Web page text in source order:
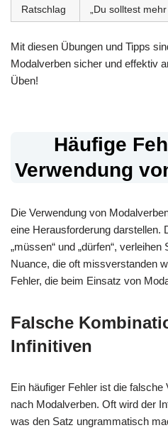
Ratschlag „Du solltest
Mit diesen Übungen und Tipps
Modalverben sicher und effektiv
Üben!
Häufige
Verwendung
Die Verwendung von
eine Herausforderung darstellen.
„müssen“ und „dürfen“,
Nuance, die oft missverstanden
Fehler, die beim Einsatz von
Falsche
Infinitiven
Ein häufiger Fehler ist die falsche
nach Modalverben. Oft wird der
was den Satz ungrammatisch